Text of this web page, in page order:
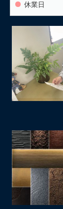
休業日